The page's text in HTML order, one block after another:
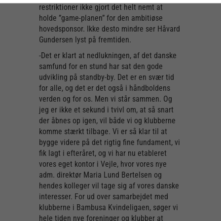
restriktioner ikke gjort det helt nemt at
holde ”game-planen” for den ambitiøse
hovedsponsor. Ikke desto mindre ser Håvard
Gundersen lyst på fremtiden.
-Det er klart at nedlukningen, af det danske
samfund for en stund har sat den gode
udvikling på standby-by. Det er en svær tid
for alle, og det er det også i håndboldens
verden og for os. Men vi står sammen. Og
jeg er ikke et sekund i tvivl om, at så snart
der åbnes op igen, vil både vi og klubberne
komme stærkt tilbage. Vi er så klar til at
bygge videre på det rigtig fine fundament, vi
fik lagt i efteråret, og vi har nu etableret
vores eget kontor i Vejle, hvor vores nye
adm. direktør Maria Lund Bertelsen og
hendes kolleger vil tage sig af vores danske
interesser. For ud over samarbejdet med
klubberne i Bambusa Kvindeligaen, søger vi
hele tiden nye foreninger og klubber at